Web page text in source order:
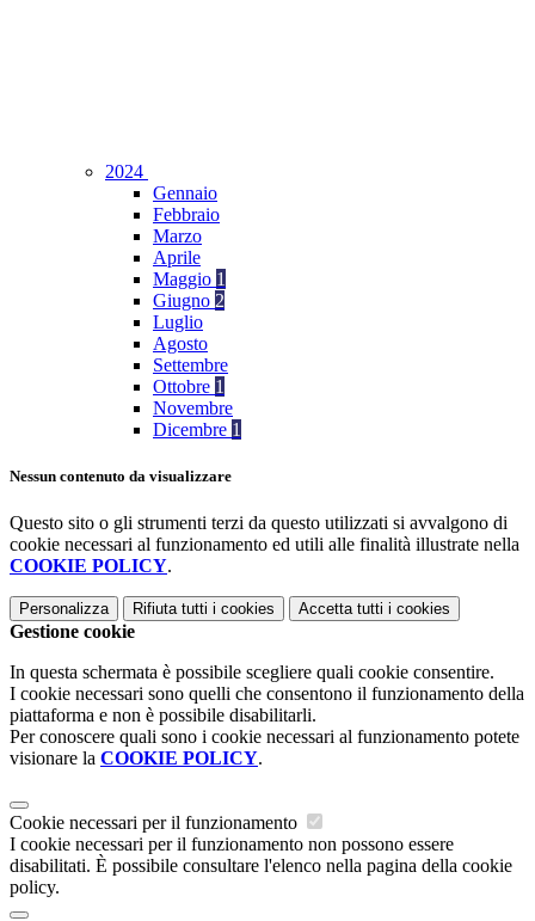
2024
Gennaio
Febbraio
Marzo
Aprile
Maggio 1
Giugno 2
Luglio
Agosto
Settembre
Ottobre 1
Novembre
Dicembre 1
Nessun contenuto da visualizzare
Questo sito o gli strumenti terzi da questo utilizzati si avvalgono di
cookie necessari al funzionamento ed utili alle finalità illustrate nella
COOKIE POLICY.
Personalizza Rifiuta tutti i cookies Accetta tutti i cookies
Gestione cookie
In questa schermata è possibile scegliere quali cookie consentire.
I cookie necessari sono quelli che consentono il funzionamento della
piattaforma e non è possibile disabilitarli.
Per conoscere quali sono i cookie necessari al funzionamento potete
visionare la COOKIE POLICY.
Cookie necessari per il funzionamento
I cookie necessari per il funzionamento non possono essere
disabilitati. È possibile consultare l'elenco nella pagina della cookie
policy.